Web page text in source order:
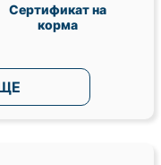
Сертификат на
корма